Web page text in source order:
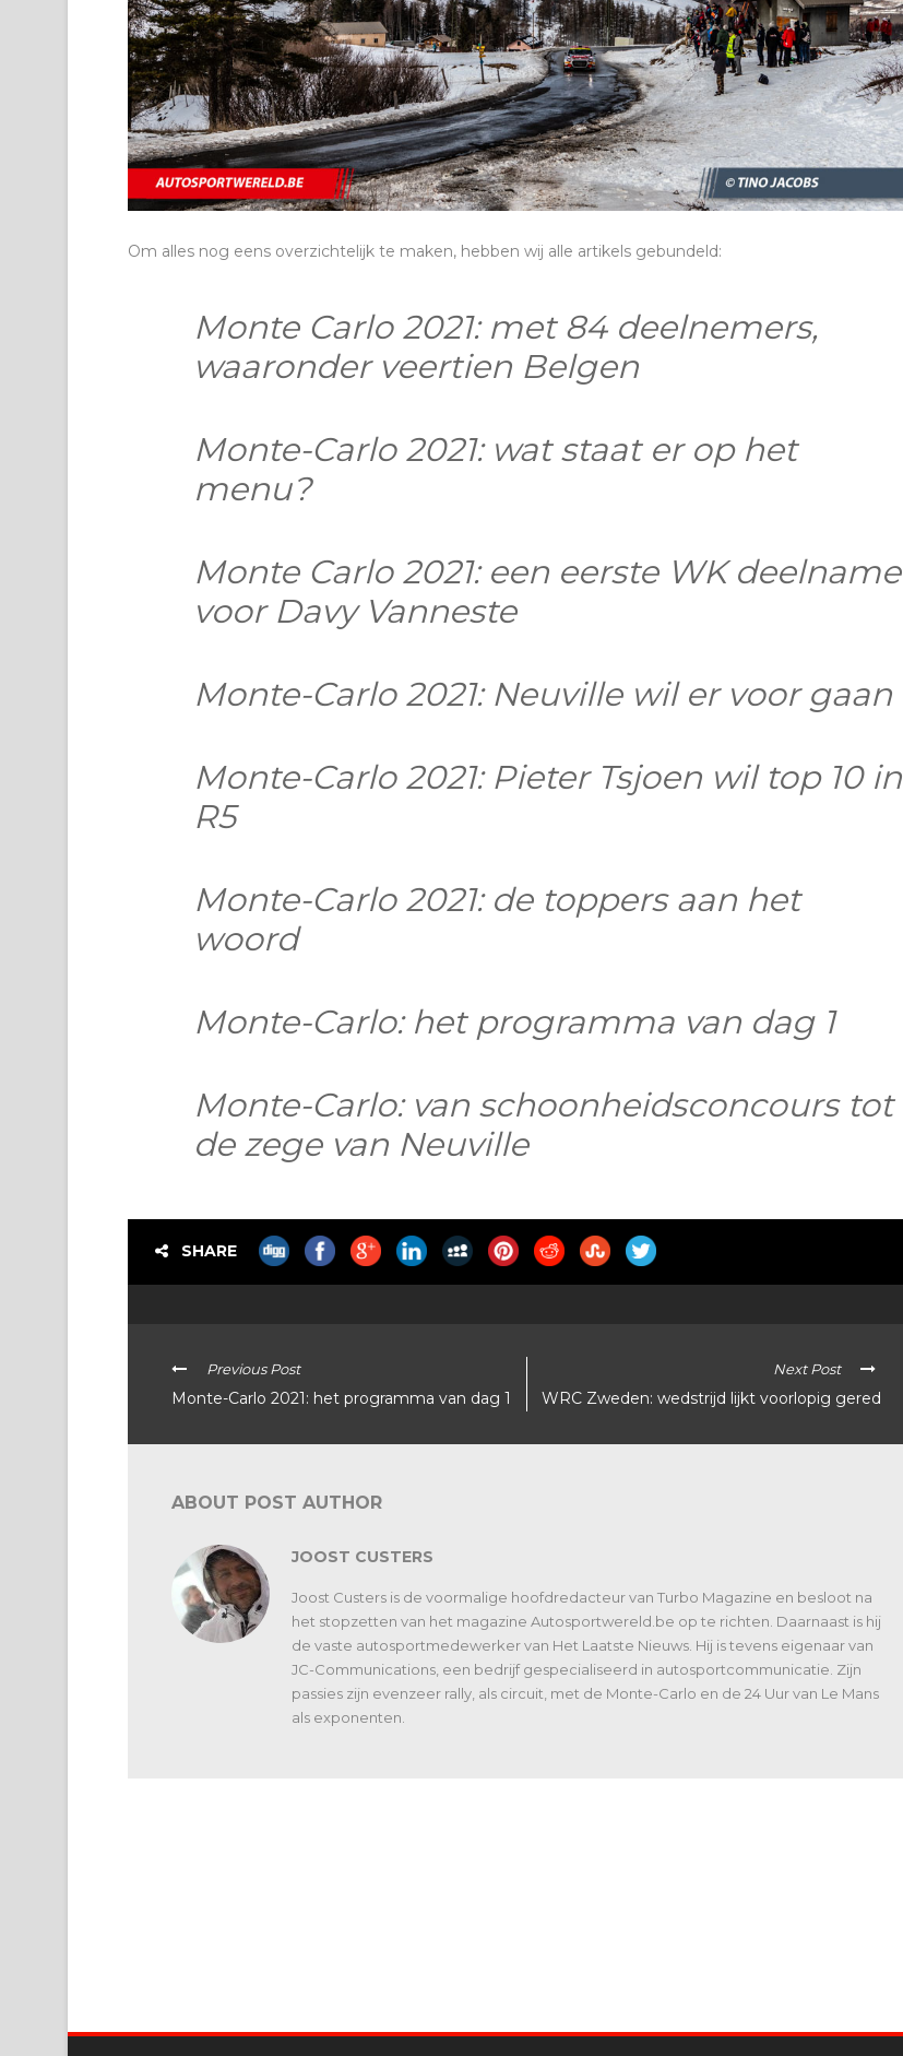
Om alles nog eens overzichtelijk te maken, hebben wij alle artikels gebundeld:
Monte Carlo 2021: met 84 deelnemers,
waaronder veertien Belgen
Monte-Carlo 2021: wat staat er op het
menu?
Monte Carlo 2021: een eerste WK deelname
voor Davy Vanneste
Monte-Carlo 2021: Neuville wil er voor gaan
Monte-Carlo 2021: Pieter Tsjoen wil top 10 in
R5
Monte-Carlo 2021: de toppers aan het
woord
Monte-Carlo: het programma van dag 1
Monte-Carlo: van schoonheidsconcours tot
de zege van Neuville
SHARE
Previous Post
Monte-Carlo 2021: het programma van dag 1
Next Post
WRC Zweden: wedstrijd lijkt voorlopig gered
ABOUT POST AUTHOR
JOOST CUSTERS
Joost Custers is de voormalige hoofdredacteur van Turbo Magazine en besloot na
het stopzetten van het magazine Autosportwereld.be op te richten. Daarnaast is hij
de vaste autosportmedewerker van Het Laatste Nieuws. Hij is tevens eigenaar van
JC-Communications, een bedrijf gespecialiseerd in autosportcommunicatie. Zijn
passies zijn evenzeer rally, als circuit, met de Monte-Carlo en de 24 Uur van Le Mans
als exponenten.